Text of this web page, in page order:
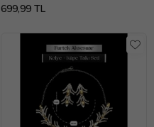
Abiye Elbise Düğün Takı Seti
699,99 TL